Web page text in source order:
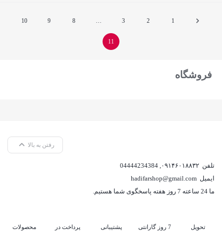
1
2
3
…
8
9
10
11
فروشگاه
رفتن به بالا
تلفن ۰۹۱۴۶۰۱۸۸۳۲,
04444234384
ایمیل hadifarshop@gmail.com
ما 24 ساعته 7 روز هفته پاسخگوی شما هستیم.
تحویل
7 روز گارانتی
پشتیبانی
پرداخت در
محصولات